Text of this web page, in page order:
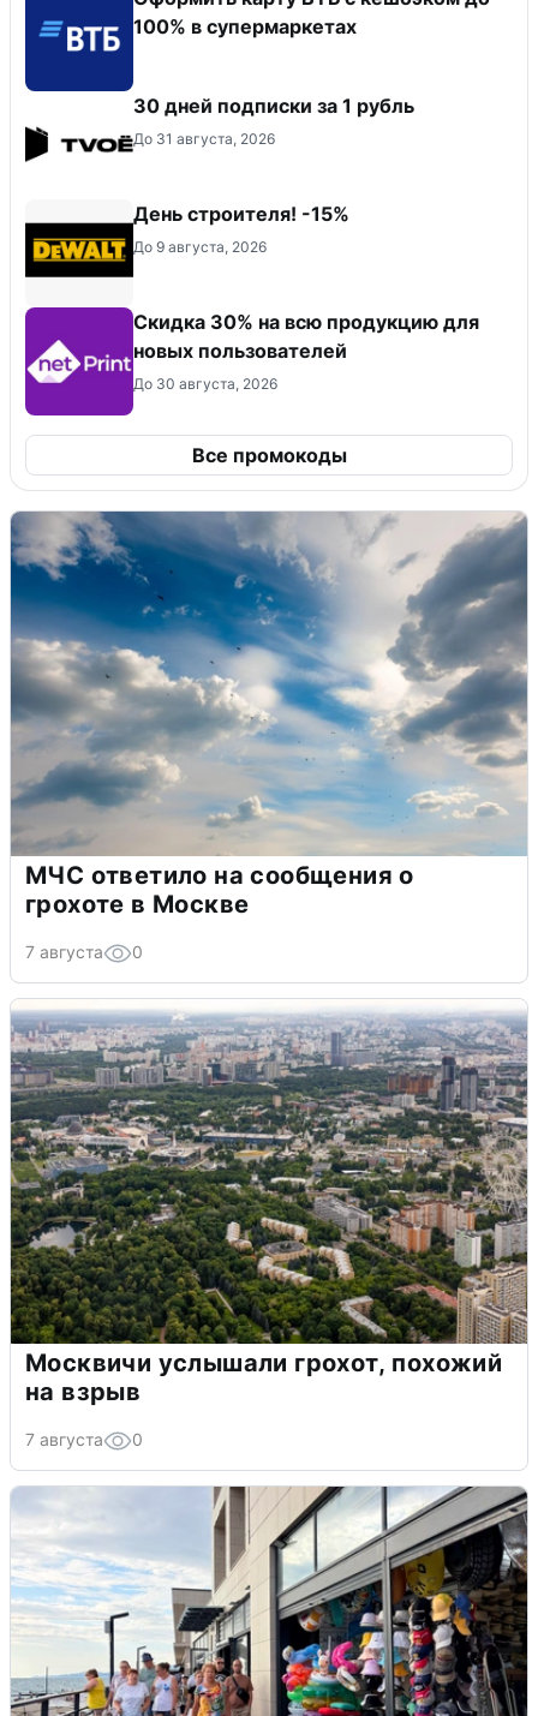
100% в супермаркетах
30 дней подписки за 1 рубль
До 31 августа, 2026
День строителя! -15%
До 9 августа, 2026
Скидка 30% на всю продукцию для
новых пользователей
До 30 августа, 2026
Все промокоды
МЧС ответило на сообщения о
грохоте в Москве
7 августа 0
Москвичи услышали грохот, похожий
на взрыв
7 августа 0